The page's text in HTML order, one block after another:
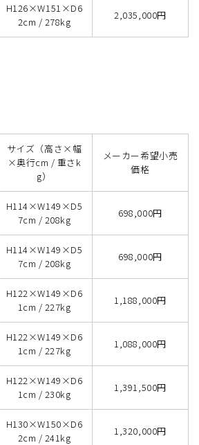
H126×W151×D6
2cm / 278kg
2,035,000円
サイズ（高さ×幅
×奥行cm / 重さk
g）
メーカー希望小売
価格
H114×W149×D5
7cm / 208kg
698,000円
H114×W149×D5
7cm / 208kg
698,000円
H122×W149×D6
1cm / 227kg
1,188,000円
H122×W149×D6
1cm / 227kg
1,088,000円
H122×W149×D6
1cm / 230kg
1,391,500円
H130×W150×D6
2cm / 241kg
1,320,000円